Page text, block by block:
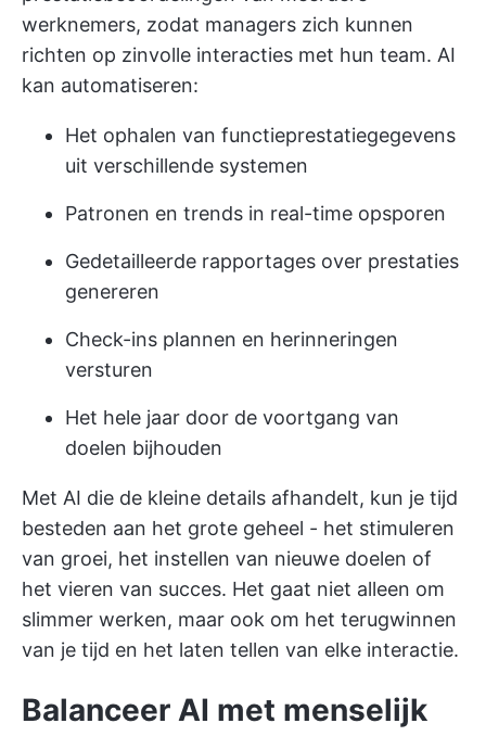
werknemers, zodat managers zich kunnen
richten op zinvolle interacties met hun team. AI
kan automatiseren:
Het ophalen van functieprestatiegegevens
uit verschillende systemen
Patronen en trends in real-time opsporen
Gedetailleerde rapportages over prestaties
genereren
Check-ins plannen en herinneringen
versturen
Het hele jaar door de voortgang van
doelen bijhouden
Met AI die de kleine details afhandelt, kun je tijd
besteden aan het grote geheel - het stimuleren
van groei, het instellen van nieuwe doelen of
het vieren van succes. Het gaat niet alleen om
slimmer werken, maar ook om het terugwinnen
van je tijd en het laten tellen van elke interactie.
Balanceer AI met menselijk